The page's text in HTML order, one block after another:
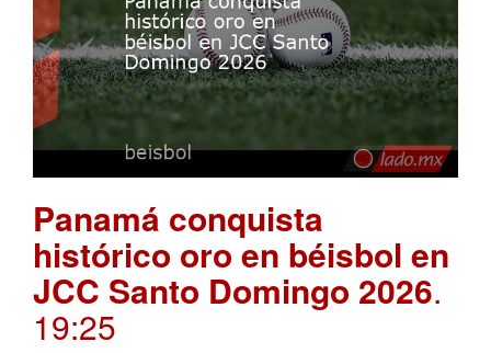
Panamá conquista
histórico oro en béisbol en
JCC Santo Domingo 2026.
19:25